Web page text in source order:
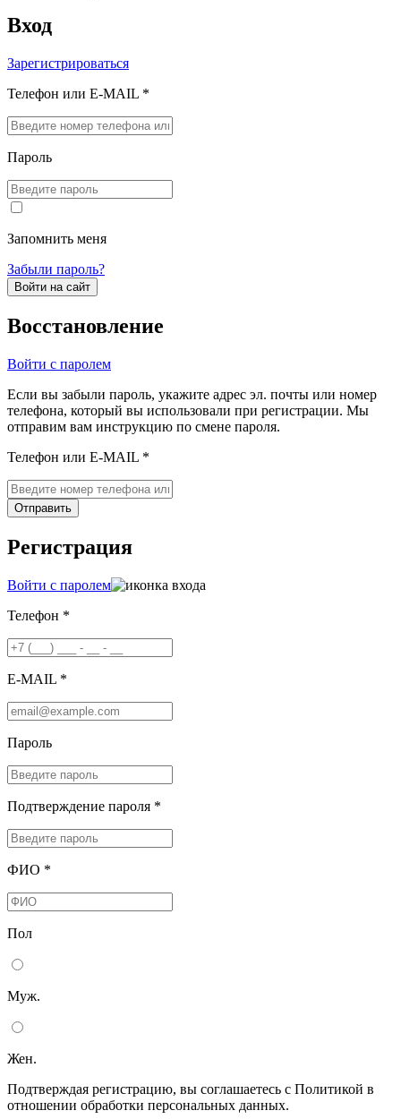
Вход
Зарегистрироваться
Телефон или E-MAIL *
Пароль
Запомнить меня
Забыли пароль?
Войти на сайт
Восстановление
Войти с паролем
Если вы забыли пароль, укажите адрес эл. почты или номер
телефона, который вы использовали при регистрации. Мы
отправим вам инструкцию по смене пароля.
Телефон или E-MAIL *
Отправить
Регистрация
Войти с паролем
Телефон *
E-MAIL *
Пароль
Подтверждение пароля *
ФИО *
Пол
Муж.
Жен.
Подтверждая регистрацию, вы соглашаетесь с Политикой в
отношении обработки персональных данных.